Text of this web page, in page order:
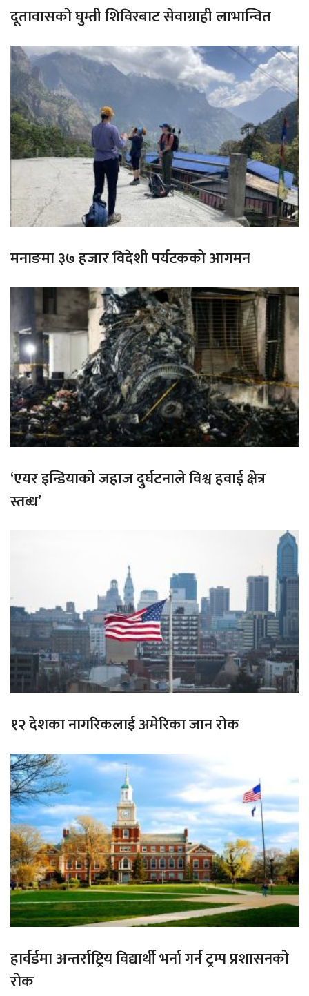
दूतावासको घुम्ती शिविरबाट सेवाग्राही लाभान्वित
मनाङमा ३७ हजार विदेशी पर्यटकको आगमन
‘एयर इन्डियाको जहाज दुर्घटनाले विश्व हवाई क्षेत्र
स्तब्ध’
१२ देशका नागरिकलाई अमेरिका जान रोक
हार्वर्डमा अन्तर्राष्ट्रिय विद्यार्थी भर्ना गर्न ट्रम्प प्रशासनको
रोक